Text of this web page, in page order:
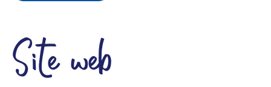
Site web